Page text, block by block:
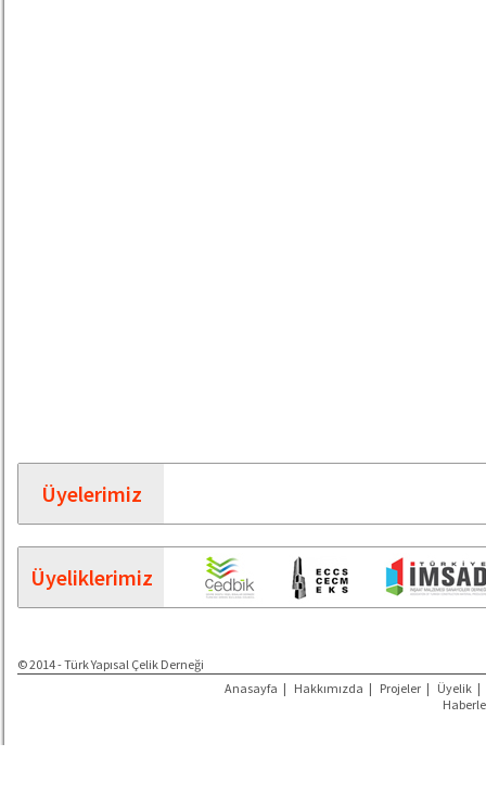
Üyelerimiz
Üyeliklerimiz
© 2014 - Türk Yapısal Çelik Derneği
Anasayfa | Hakkımızda | Projeler | Üyelik |